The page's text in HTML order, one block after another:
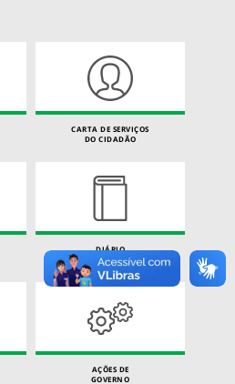
CARTA DE SERVIÇOS
DO CIDADÃO
DIÁRIO
OFICIAL
AÇÕES DE
GOVERNO